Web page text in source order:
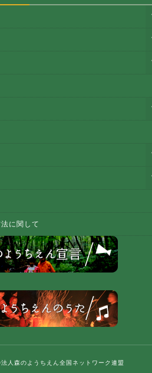
に関して
人森のようちえん全国ネットワーク連盟